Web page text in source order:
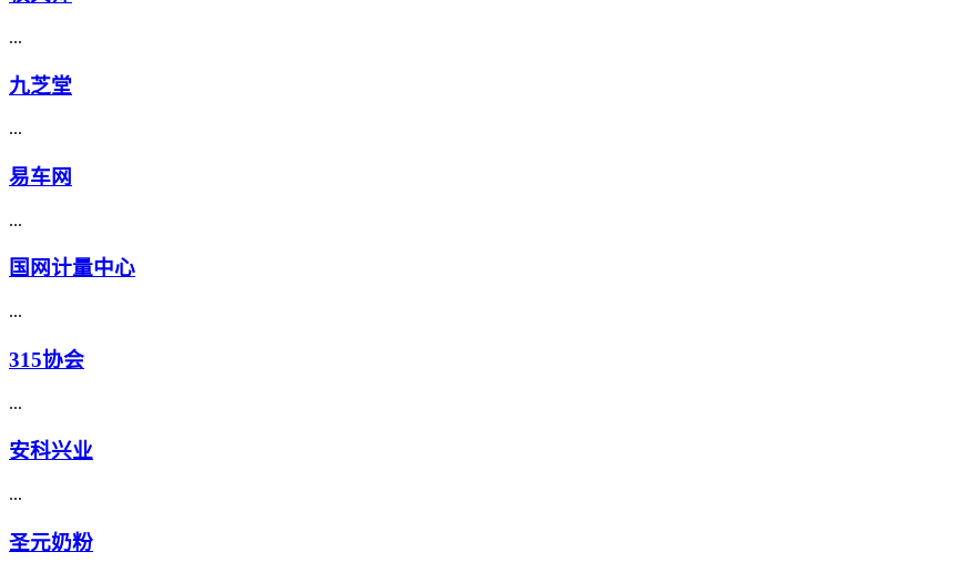
...
九芝堂
...
易车网
...
国网计量中心
...
315协会
...
安科兴业
...
圣元奶粉